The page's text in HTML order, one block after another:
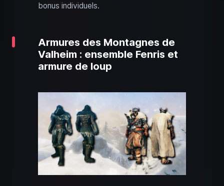
bonus individuels.
Armures des Montagnes de
Valheim : ensemble Fenris et
armure de loup